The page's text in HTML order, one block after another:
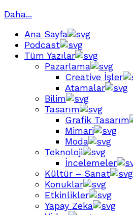
Daha...
Ana Sayfa
Podcast
Tüm Yazılar
Pazarlama
Creative İşler
Atamalar
Bilim
Tasarım
Grafik Tasarım
Mimari
Moda
Teknoloji
İncelemeler
Kültür – Sanat
Konuklar
Etkinlikler
Yapay Zeka